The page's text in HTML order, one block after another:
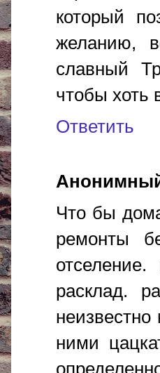
который
желанию,
славный
чтобы хоть
Ответить
Что бы
ремонты
расклад.
ними